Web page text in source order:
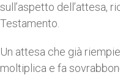
sull’aspetto dell’attesa,
Testamento.
Un attesa che già
moltiplica e fa